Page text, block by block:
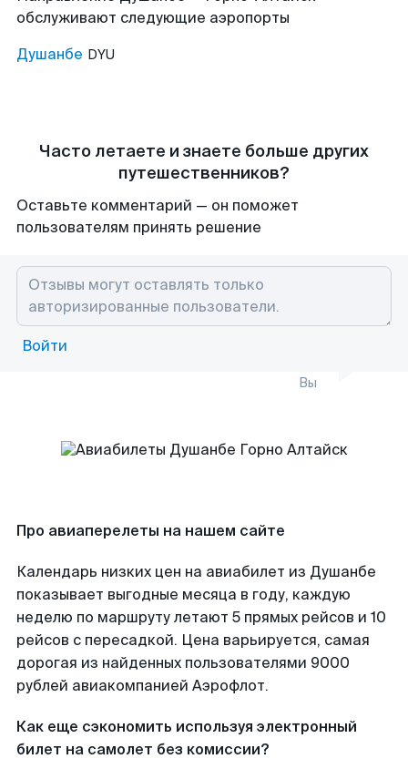
обслуживают следующие аэропорты
Душанбе DYU
Часто летаете и знаете больше других
путешественников?
Оставьте комментарий — он поможет
пользователям принять решение
Войти
Вы
Про авиаперелеты на нашем сайте
Календарь низких цен на авиабилет из Душанбе
показывает выгодные месяца в году, каждую
неделю по маршруту летают 5 прямых рейсов и 10
рейсов с пересадкой. Цена варьируется, самая
дорогая из найденных пользователями 9000
рублей авиакомпанией Аэрофлот.
Как еще сэкономить используя электронный
билет на самолет без комиссии?